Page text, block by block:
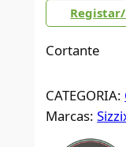
Cortante
CATEGORIA:
Marcas: